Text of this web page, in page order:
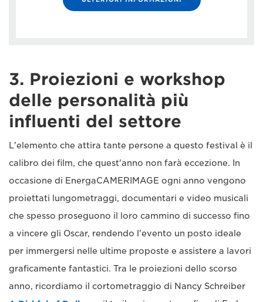
3. Proiezioni e workshop
delle personalità più
influenti del settore
L'elemento che attira tante persone a questo festival è il
calibro dei film, che quest'anno non farà eccezione. In
occasione di EnergaCAMERIMAGE ogni anno vengono
proiettati lungometraggi, documentari e video musicali
che spesso proseguono il loro cammino di successo fino
a vincere gli Oscar, rendendo l'evento un posto ideale
per immergersi nelle ultime proposte e assistere a lavori
graficamente fantastici. Tra le proiezioni dello scorso
anno, ricordiamo il cortometraggio di Nancy Schreiber